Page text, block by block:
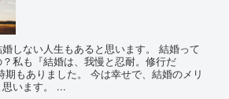
しない人生もあると思います。 結婚って
私も『結婚は、我慢と忍耐。修行だ
期もありました。 今は幸せで、結婚のメリ
います。 ...